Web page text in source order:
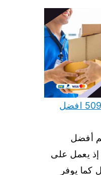
نقل عفش العاصمة 50993766 افضل
أفضل
إذ يعمل على
كما يوفر